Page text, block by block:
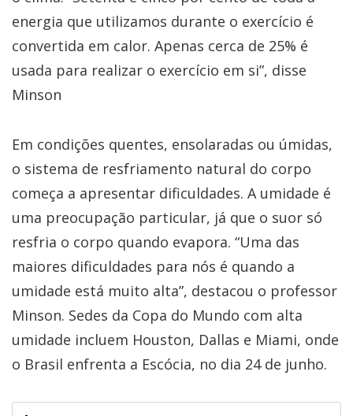
energia que utilizamos durante o exercício é
convertida em calor. Apenas cerca de 25% é
usada para realizar o exercício em si”, disse
Minson
Em condições quentes, ensolaradas ou úmidas,
o sistema de resfriamento natural do corpo
começa a apresentar dificuldades. A umidade é
uma preocupação particular, já que o suor só
resfria o corpo quando evapora. “Uma das
maiores dificuldades para nós é quando a
umidade está muito alta”, destacou o professor
Minson. Sedes da Copa do Mundo com alta
umidade incluem Houston, Dallas e Miami, onde
o Brasil enfrenta a Escócia, no dia 24 de junho.